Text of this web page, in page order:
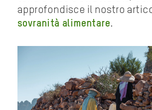
approfondisce il nostro
sovranità alimentare.